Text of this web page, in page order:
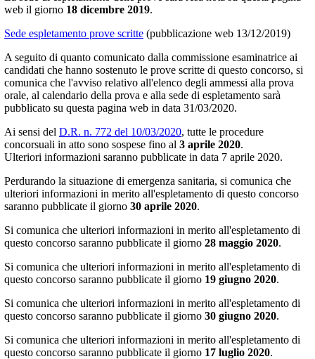
web il giorno 18 dicembre 2019.
Sede espletamento prove scritte (pubblicazione web 13/12/2019)
A seguito di quanto comunicato dalla commissione esaminatrice ai
candidati che hanno sostenuto le prove scritte di questo concorso, si
comunica che l'avviso relativo all'elenco degli ammessi alla prova
orale, al calendario della prova e alla sede di espletamento sarà
pubblicato su questa pagina web in data 31/03/2020.
Ai sensi del D.R. n. 772 del 10/03/2020, tutte le procedure
concorsuali in atto sono sospese fino al 3 aprile 2020.
Ulteriori informazioni saranno pubblicate in data 7 aprile 2020.
Perdurando la situazione di emergenza sanitaria, si comunica che
ulteriori informazioni in merito all'espletamento di questo concorso
saranno pubblicate il giorno 30 aprile 2020.
Si comunica che ulteriori informazioni in merito all'espletamento di
questo concorso saranno pubblicate il giorno 28 maggio 2020.
Si comunica che ulteriori informazioni in merito all'espletamento di
questo concorso saranno pubblicate il giorno 19 giugno 2020.
Si comunica che ulteriori informazioni in merito all'espletamento di
questo concorso saranno pubblicate il giorno 30 giugno 2020.
Si comunica che ulteriori informazioni in merito all'espletamento di
questo concorso saranno pubblicate il giorno 17 luglio 2020.